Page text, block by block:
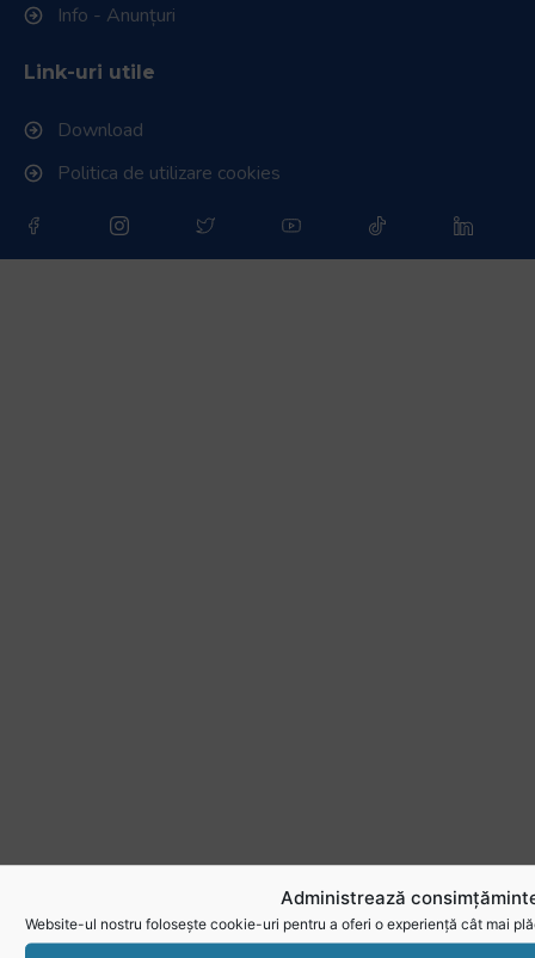
Administrează
Website-ul nostru folosește cookie-uri pentru a oferi o experiență cât mai
Info - Anunțuri
Link-uri utile
Download
Politica de utilizare cookies